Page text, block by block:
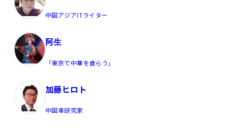
中国アジアITライター
阿生
「東京で中華を食らう」
加藤ヒロト
中国車研究家